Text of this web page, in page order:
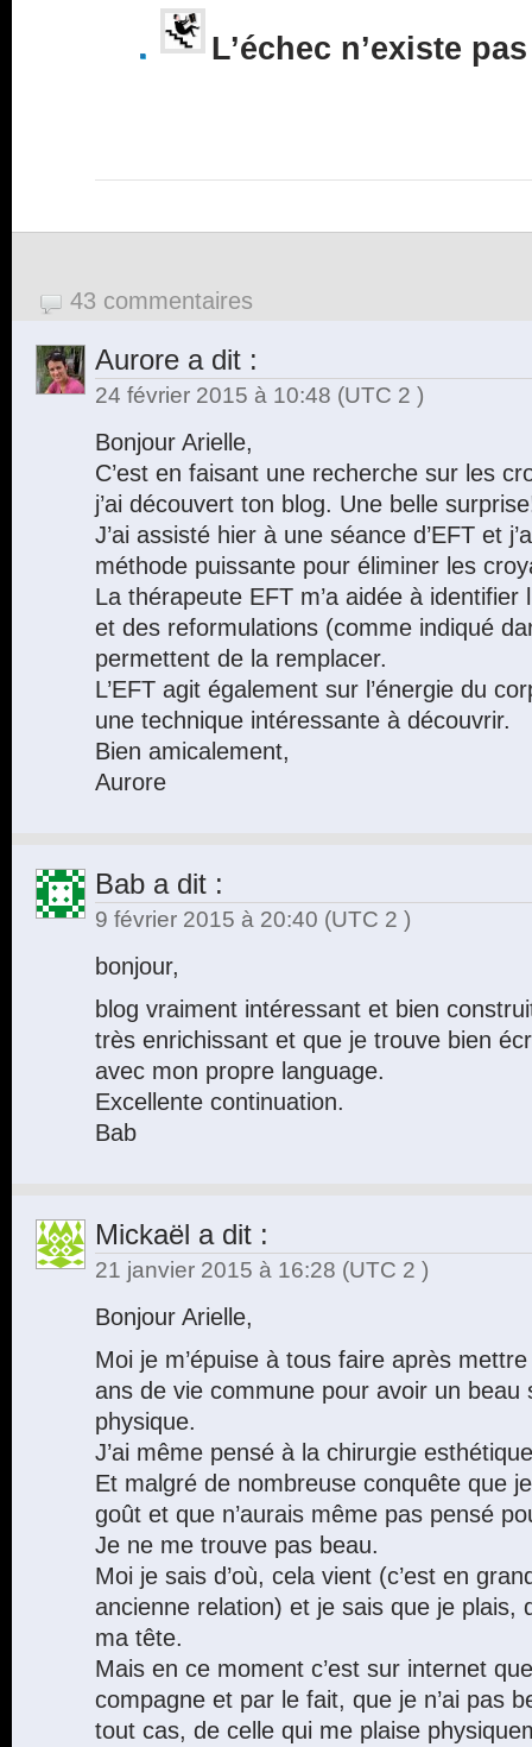
L’échec n’existe pas
43 commentaires
Aurore a dit :
24 février 2015 à 10:48 (UTC 2 )
Bonjour Arielle,
C’est en faisant une recherche sur les
j’ai découvert ton blog. Une belle
J’ai assisté hier à une séance d’EFT et
méthode puissante pour éliminer les
La thérapeute EFT m’a aidée à identifier
et des reformulations (comme indiqué
permettent de la remplacer.
L’EFT agit également sur l’énergie du
une technique intéressante à découvrir.
Bien amicalement,
Aurore
Bab a dit :
9 février 2015 à 20:40 (UTC 2 )
bonjour,
blog vraiment intéressant et bien
très enrichissant et que je trouve bien
avec mon propre language.
Excellente continuation.
Bab
Mickaël a dit :
21 janvier 2015 à 16:28 (UTC 2 )
Bonjour Arielle,
Moi je m’épuise à tous faire après
ans de vie commune pour avoir un beau
physique.
J’ai même pensé à la chirurgie
Et malgré de nombreuse conquête que
goût et que n’aurais même pas pensé
Je ne me trouve pas beau.
Moi je sais d’où, cela vient (c’est en
ancienne relation) et je sais que je plais,
ma tête.
Mais en ce moment c’est sur internet
compagne et par le fait, que je n’ai pas
tout cas, de celle qui me plaise